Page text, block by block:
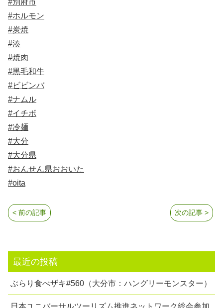
#別府市
#ホルモン
#炭焼
#湊
#焼肉
#黒毛和牛
#ビビンバ
#ナムル
#イチボ
#冷麺
#大分
#大分県
#おんせん県おおいた
#oita
次の記事 >
< 前の記事
最近の投稿
ぶらり食べザキ#560（大分市：ハングリーモンスター）
日本ユニバーサルツーリズム推進ネットワーク総会参加